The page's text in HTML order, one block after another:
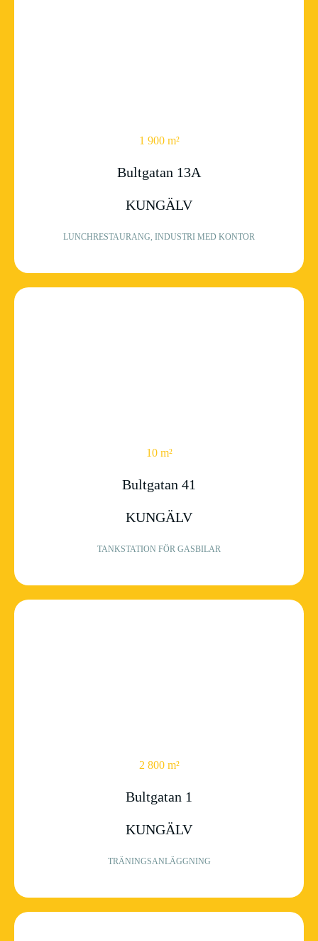
1 900 m²
Bultgatan 13A
KUNGÄLV
LUNCHRESTAURANG, INDUSTRI MED KONTOR
10 m²
Bultgatan 41
KUNGÄLV
TANKSTATION FÖR GASBILAR
2 800 m²
Bultgatan 1
KUNGÄLV
TRÄNINGSANLÄGGNING